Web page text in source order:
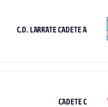
C.D. LARRATE CADETE A
CADETE C